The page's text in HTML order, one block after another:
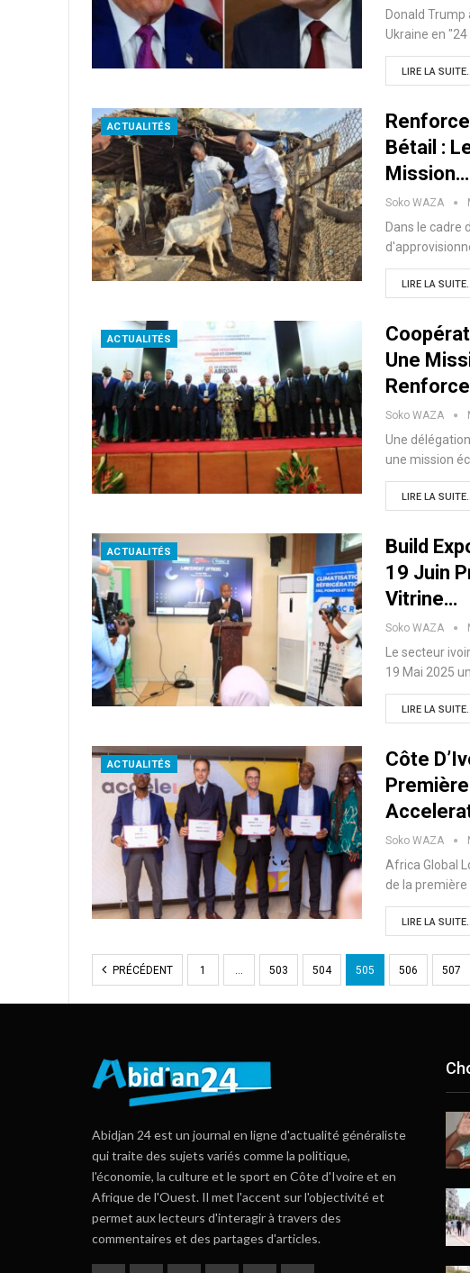
Donald
Ukraine en
LIRE LA
ACTUALITÉS
Bétail :
Mission…
Soko WAZA
Dans le cadre
LIRE LA
ACTUALITÉS
Une
Soko WAZA
Une
une mission
LIRE LA
ACTUALITÉS
Build
19 Juin
Vitrine…
Soko WAZA
Le secteur
19 Mai 2025
LIRE LA
ACTUALITÉS
Côte
Soko WAZA
Africa Global
de la première
LIRE LA
PRÉCÉDENT 1 … 503 504 505 506 507
Abidjan 24 est un journal en ligne d'actualité généraliste
qui traite des sujets variés comme la politique,
l'économie, la culture et le sport en Côte d'Ivoire et en
Afrique de l'Ouest. Il met l'accent sur l'objectivité et
permet aux lecteurs d'interagir à travers des
commentaires et des partages d'articles.